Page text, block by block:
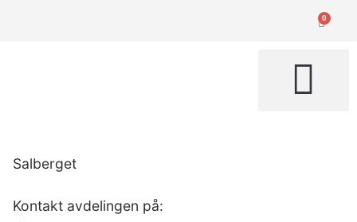
0
Salberget
Kontakt avdelingen på: